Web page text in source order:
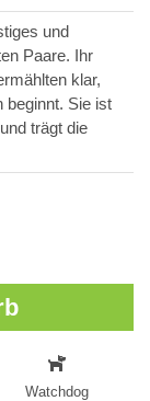
und
Paare. Ihr
klar,
beginnt. Sie ist
trägt die
Watchdog